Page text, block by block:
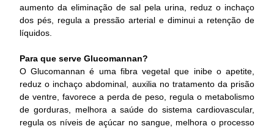
aumento da eliminação de sal pela urina, reduz o inchaço
dos pés, regula a pressão arterial e diminui a retenção de
líquidos.
Para que serve Glucomannan?
O Glucomannan é uma fibra vegetal que inibe o apetite,
reduz o inchaço abdominal, auxilia no tratamento da prisão
de ventre, favorece a perda de peso, regula o metabolismo
de gorduras, melhora a saúde do sistema cardiovascular,
regula os níveis de açúcar no sangue, melhora o processo